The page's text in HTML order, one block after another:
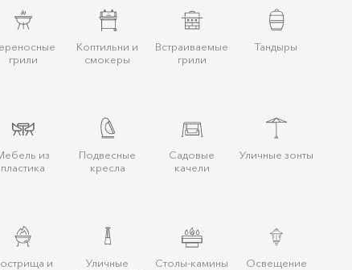
грили
Коптильни и
смокеры
Встраиваемые
грили
Тандыры
из
пластика
Подвесные
кресла
Садовые
качели
Уличные зонты
и
Уличные
Столы-камины Освещение